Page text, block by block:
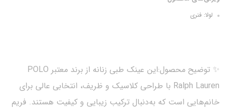
لولا: فنری
✨ توضیح محصول:این عینک طبی زنانه از برند معتبر POLO
Ralph Lauren با طراحی کلاسیک و ظریف، انتخابی عالی برای
خانم‌هایی است که به‌دنبال ترکیب زیبایی و کیفیت هستند. فریم